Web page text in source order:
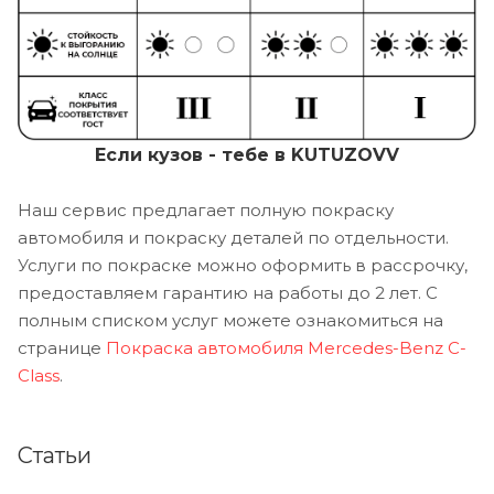
Если кузов - тебе в KUTUZOVV
Наш сервис предлагает полную покраску
автомобиля и покраску деталей по отдельности.
Услуги по покраске можно оформить в рассрочку,
предоставляем гарантию на работы до 2 лет. С
полным списком услуг можете ознакомиться на
странице Покраска автомобиля Mercedes-Benz C-
Class.
Статьи